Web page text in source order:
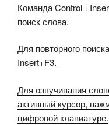
Команда Control
поиск слова.
Для повторного
Insert+F3.
Для озвучивания
активный курсор,
цифровой клавиатуре.